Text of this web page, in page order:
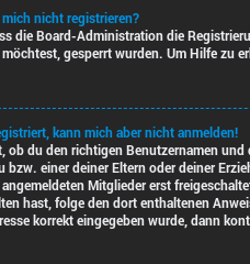
nicht registrieren?
die Board-Administration die
gesperrt wurden. Um Hilfe zu
kann mich aber nicht anmelden!
ob du den richtigen Benutzernamen
bzw. einer deiner Eltern oder deiner
Mitglieder erst
hast, folge den dort enthaltenen
korrekt eingegeben wurde, dann